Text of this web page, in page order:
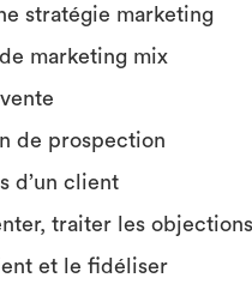
stratégie marketing
marketing mix
de prospection
d’un client
traiter les
et le fidéliser